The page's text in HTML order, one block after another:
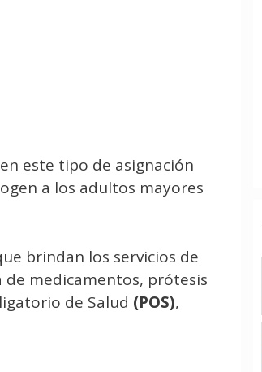
este tipo de asignación
a los adultos mayores
brindan los servicios de
de medicamentos, prótesis
de Salud (POS),